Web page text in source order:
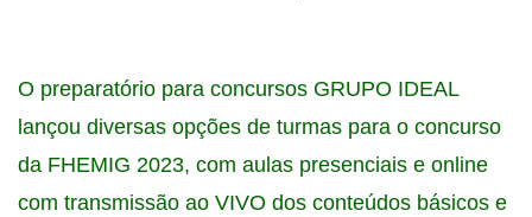
O preparatório para concursos GRUPO IDEAL
lançou diversas opções de turmas para o concurso
da FHEMIG 2023, com aulas presenciais e online
com transmissão ao VIVO dos conteúdos básicos e